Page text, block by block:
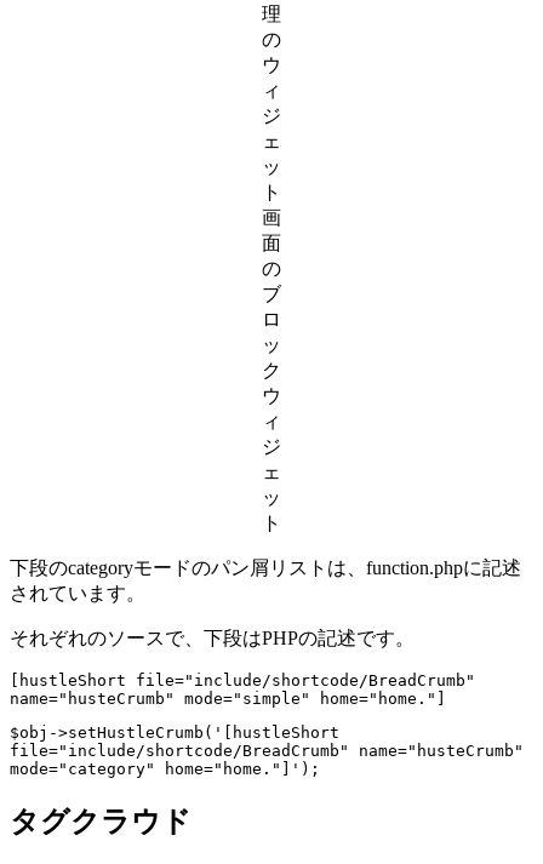
理
の
ウ
ィ
ジ
ェ
ッ
ト
画
面
の
ブ
ロ
ッ
ク
ウ
ィ
ジ
ェ
ッ
ト
下段のcategoryモードのパン屑リストは、function.phpに記述
されています。
それぞれのソースで、下段はPHPの記述です。
[hustleShort file="include/shortcode/BreadCrumb"
name="husteCrumb" mode="simple" home="home."]
$obj->setHustleCrumb('[hustleShort
file="include/shortcode/BreadCrumb" name="husteCrumb"
mode="category" home="home."]');
タグクラウド